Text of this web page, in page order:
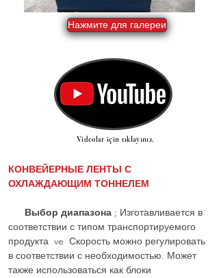
Нажмите для галереи
Videolar için tıklayınız.
КОНВЕЙЕРНЫЕ ЛЕНТЫ С
ОХЛАЖДАЮЩИМ ТОННЕЛЕМ
Выбор диапазона ; Изготавливается в
соответствии с типом транспортируемого
продукта ve Скорость можно регулировать
в соответствии с необходимостью. Может
также использоваться как блоки